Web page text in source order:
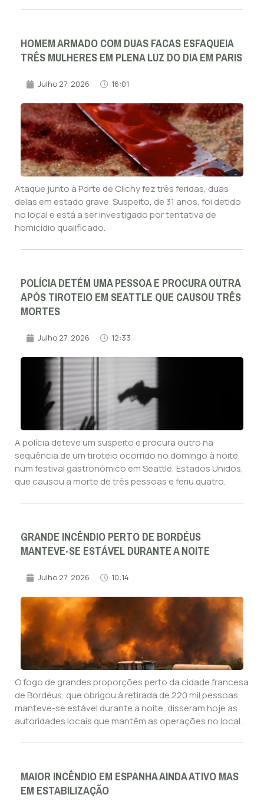
HOMEM ARMADO COM DUAS FACAS ESFAQUEIA
TRÊS MULHERES EM PLENA LUZ DO DIA EM PARIS
Julho 27, 2026 16:01
Ataque junto à Porte de Clichy fez três feridas, duas
delas em estado grave. Suspeito, de 31 anos, foi detido
no local e está a ser investigado por tentativa de
homicídio qualificado.
POLÍCIA DETÉM UMA PESSOA E PROCURA OUTRA
APÓS TIROTEIO EM SEATTLE QUE CAUSOU TRÊS
MORTES
Julho 27, 2026 12:33
A polícia deteve um suspeito e procura outro na
sequência de um tiroteio ocorrido no domingo à noite
num festival gastronómico em Seattle, Estados Unidos,
que causou a morte de três pessoas e feriu quatro.
GRANDE INCÊNDIO PERTO DE BORDÉUS
MANTEVE-SE ESTÁVEL DURANTE A NOITE
Julho 27, 2026 10:14
O fogo de grandes proporções perto da cidade francesa
de Bordéus, que obrigou à retirada de 220 mil pessoas,
manteve-se estável durante a noite, disseram hoje as
autoridades locais que mantêm as operações no local.
MAIOR INCÊNDIO EM ESPANHA AINDA ATIVO MAS
EM ESTABILIZAÇÃO